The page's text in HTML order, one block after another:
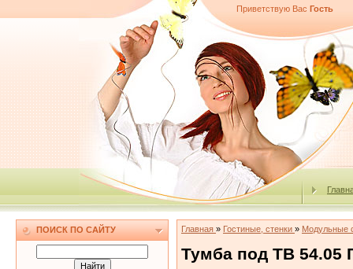
Приветствую Вас Гость
ПОИСК ПО САЙТУ Главная » Гостиные, стенки » Модульные
Тумба под ТВ 54.05